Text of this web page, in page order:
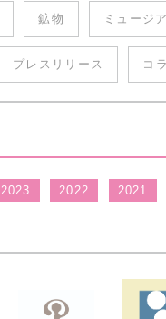
鉱物 ミュージ
プレスリリース コ
2023 2022 2021